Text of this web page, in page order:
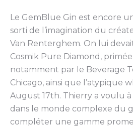
Le GemBlue Gin est encore
sorti de l’imagination du
Van Renterghem. On lui
Cosmik Pure Diamond,
notamment par le Beverage
Chicago, ainsi que l’atypique
August 17th. Thierry a voulu
dans le monde complexe du
compléter une gamme